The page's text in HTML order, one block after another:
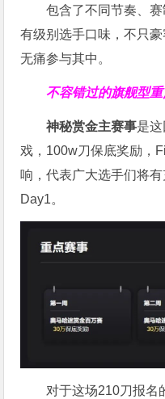
包含了不同节奏、
有级别选手口味，不只
无痛参与其中。
不容错过的旗舰型
神秘赏金主赛事是
戏，100w刀保底奖励，
响，代表广大选手们将
Day1。
对于这场210刀报名